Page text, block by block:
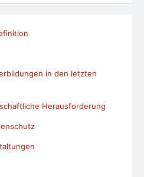
in den letzten
Herausforderung